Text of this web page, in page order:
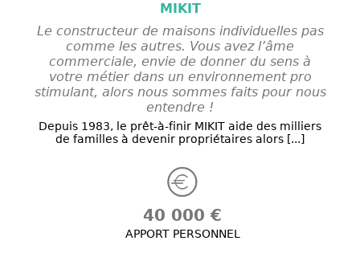
MIKIT
Le constructeur de maisons individuelles pas
comme les autres. Vous avez l’âme
commerciale, envie de donner du sens à
votre métier dans un environnement pro
stimulant, alors nous sommes faits pour nous
entendre !
Depuis 1983, le prêt-à-finir MIKIT aide des milliers
de familles à devenir propriétaires alors [...]
40 000 €
APPORT PERSONNEL